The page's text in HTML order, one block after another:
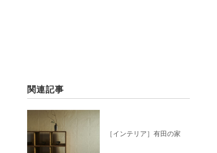
関連記事
［インテリア］有田の家